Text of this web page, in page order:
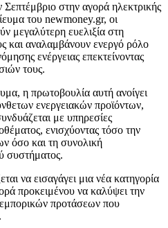
στην αγορά ηλεκτρικής
του newmoney.gr, οι
μεγαλύτερη ευελιξία στη
και αναλαμβάνουν ενεργό ρόλο
ενέργειας επεκτείνοντας
τους.
η πρωτοβουλία αυτή ανοίγει
ενεργειακών προϊόντων,
με υπηρεσίες
ενισχύοντας τόσο την
όσο και τη συνολική
συστήματος.
να εισαγάγει μια νέα κατηγορία
προκειμένου να καλύψει την
προτάσεων που